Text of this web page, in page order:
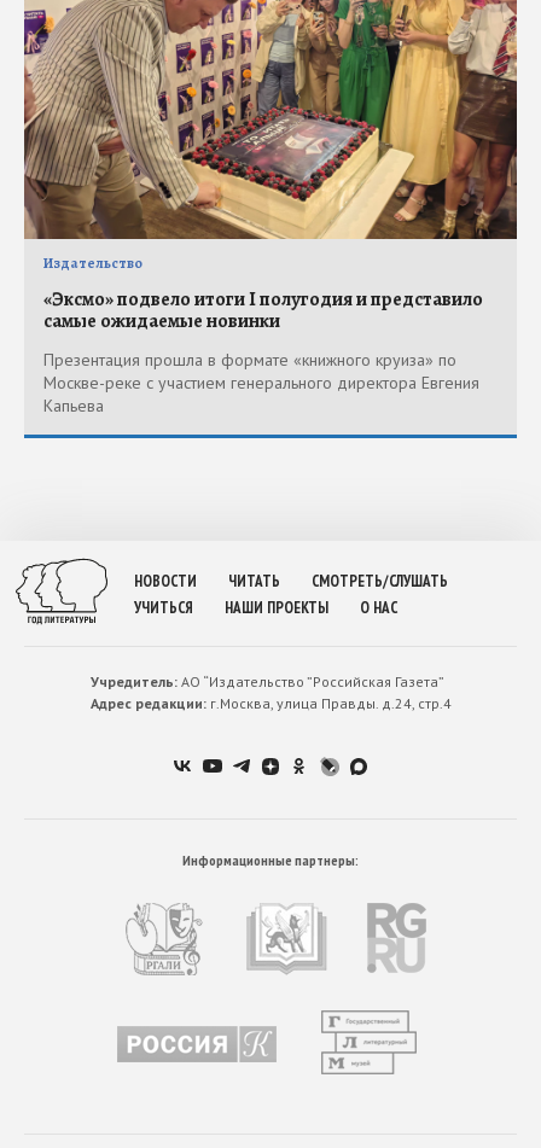
Издательство
«Эксмо» подвело итоги I полугодия и представило
самые ожидаемые новинки
Презентация прошла в формате «книжного круиза» по
Москве-реке с участием генерального директора Евгения
Капьева
НОВОСТИ ЧИТАТЬ
СМОТРЕТЬ/СЛУШАТЬ
УЧИТЬСЯ
НАШИ ПРОЕКТЫ О НАС
Учредитель:АО “Издательство ”Российская Газета”
Адрес редакции:г.Москва, улица Правды. д.24, стр.4
Информационные партнеры: